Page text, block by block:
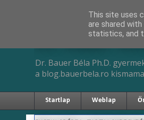
Dr. Bauer
Dr. Bauer Béla Ph.D.
a blog.bauerbela.ro
Startlap Weblap
This site uses
are shared
statistics, and